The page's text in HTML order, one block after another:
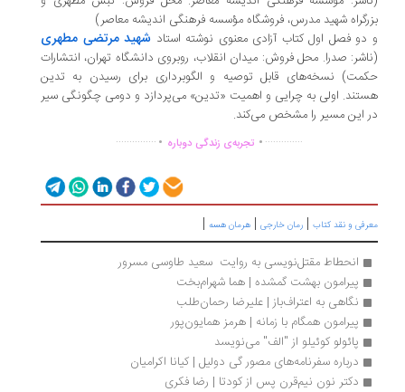
شهید مدرس، فروشگاه مؤسسه فرهنگی اندیشه معاصر)
فصل اول کتاب آزادی معنوی نوشته استاد شهید مرتضی مطهری
صدرا. محل فروش: میدان انقلاب، روبروی دانشگاه تهران، انتشارات
نسخه‌های قابل توصیه و الگوبرداری برای رسیدن به تدین
اولی به چرایی و اهمیت «تدین» می‌پردازد و دومی چگونگی سیر
این مسیر را مشخص می‌کند.
................تجربه‌ی زندگی دوباره ...............
و نقد کتاب|رمان خارجی|هرمان هسه|
انحطاط مقتل‌نویسی به روایت  سعید طاوسی مسرور
پیرامون بهشت گمشده | هما شهرام‌بخت
نگاهی به اعتراف‌باز | علیرضا رحمان‌طلب
پیرامون همگام با زمانه | هرمز همایون‌پور
پائولو کوئیلو از "الف" می‌نویسد
درباره سفرنامه‌های مصور گی دولیل | کیانا اکرامیان
دکتر نون نیم‌قرن پس از کودتا | رضا فکری